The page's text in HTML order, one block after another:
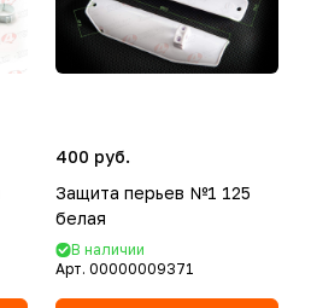
400 руб.
Защита перьев №1 125
белая
В наличии
Арт. 00000009371